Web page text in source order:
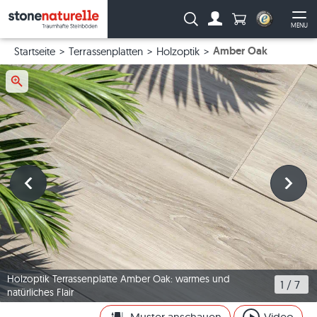
MENU
Suche: Anzahl
Startseite Terrassenplatten Holzoptik Amber Oak
Holzoptik Terrassenplatte Amber Oak: warmes und
natürliches Flair
1 / 7